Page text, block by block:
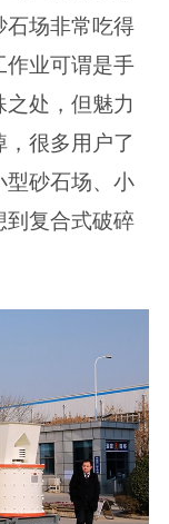
石场非常吃得
作业可谓是手
处，但魅力
很多用户了
型砂石场、小
到复合式破碎